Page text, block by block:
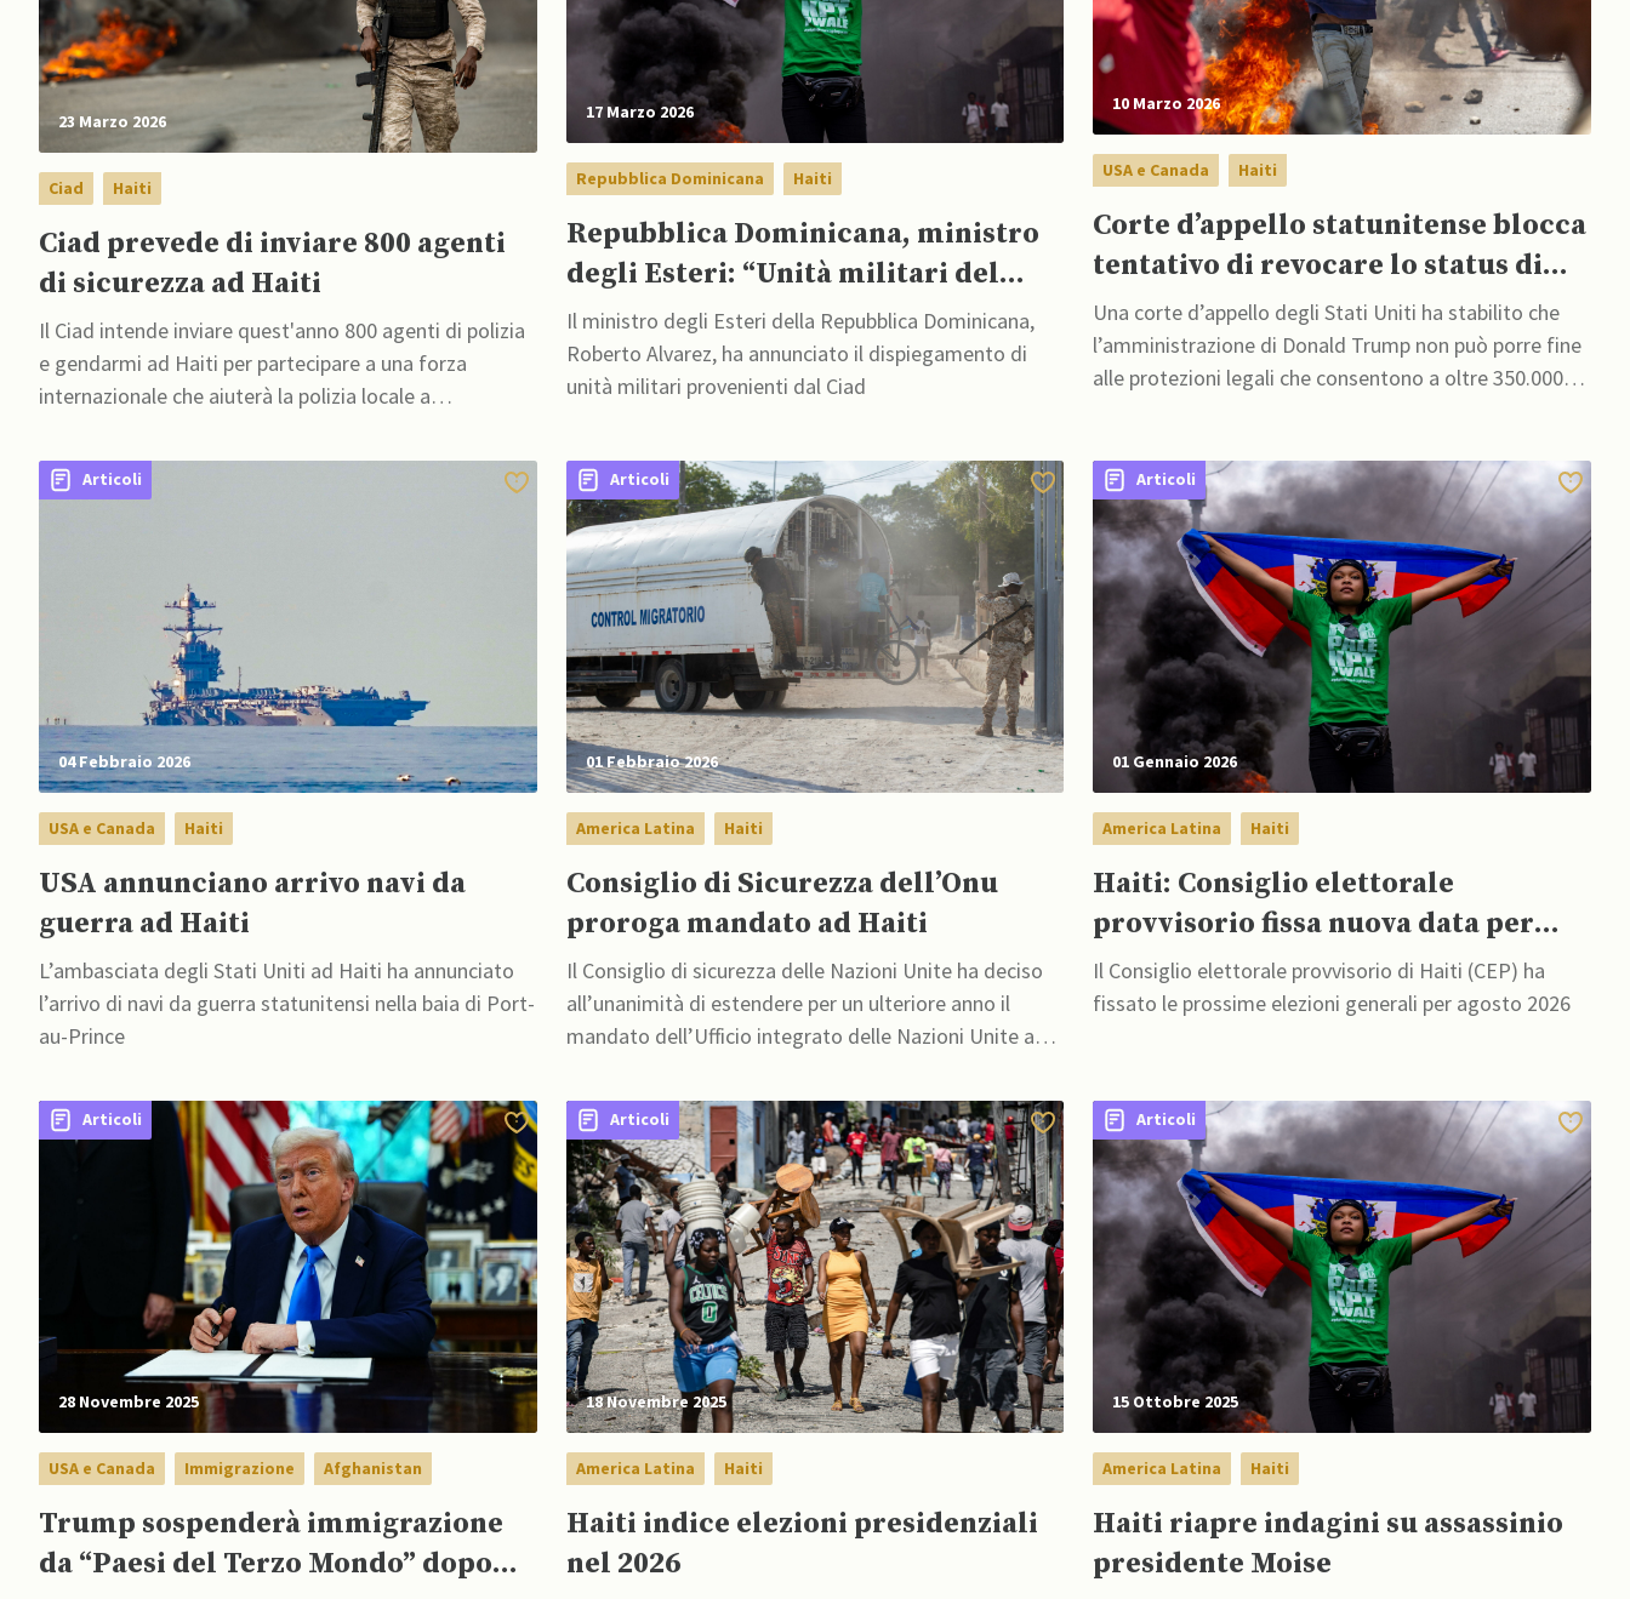
23 Marzo 2026
Ciad Haiti
Ciad prevede di inviare 800 agenti
di sicurezza ad Haiti
Il Ciad intende inviare quest'anno 800 agenti di polizia
e gendarmi ad Haiti per partecipare a una forza
internazionale che aiuterà la polizia locale a
17 Marzo 2026
Repubblica Dominicana Haiti
Repubblica Dominicana, ministro
degli Esteri: “Unità militari del
Ciad si stanno addestrando per
dispiegamento ad Haiti”
Il ministro degli Esteri della Repubblica Dominicana,
Roberto Alvarez, ha annunciato il dispiegamento di
unità militari provenienti dal Ciad
10 Marzo 2026
USA e Canada Haiti
Corte d’appello statunitense blocca
tentativo di revocare lo status di
protezione temporanea per Haiti
Una corte d’appello degli Stati Uniti ha stabilito che
l’amministrazione di Donald Trump non può porre fine
alle protezioni legali che consentono a oltre 350.000
Articoli
04 Febbraio 2026
USA e Canada Haiti
USA annunciano arrivo navi da
guerra ad Haiti
L’ambasciata degli Stati Uniti ad Haiti ha annunciato
l’arrivo di navi da guerra statunitensi nella baia di Port-
au-Prince
Articoli
01 Febbraio 2026
America Latina Haiti
Consiglio di Sicurezza dell’Onu
proroga mandato ad Haiti
Il Consiglio di sicurezza delle Nazioni Unite ha deciso
all’unanimità di estendere per un ulteriore anno il
mandato dell’Ufficio integrato delle Nazioni Unite ad
Articoli
01 Gennaio 2026
America Latina Haiti
Haiti: Consiglio elettorale
provvisorio fissa nuova data per
elezioni generali
Il Consiglio elettorale provvisorio di Haiti (CEP) ha
fissato le prossime elezioni generali per agosto 2026
Articoli
28 Novembre 2025
USA e Canada Immigrazione Afghanistan
Trump sospenderà immigrazione
da “Paesi del Terzo Mondo” dopo
Articoli
18 Novembre 2025
America Latina Haiti
Haiti indice elezioni presidenziali
nel 2026
Articoli
15 Ottobre 2025
America Latina Haiti
Haiti riapre indagini su assassinio
presidente Moise